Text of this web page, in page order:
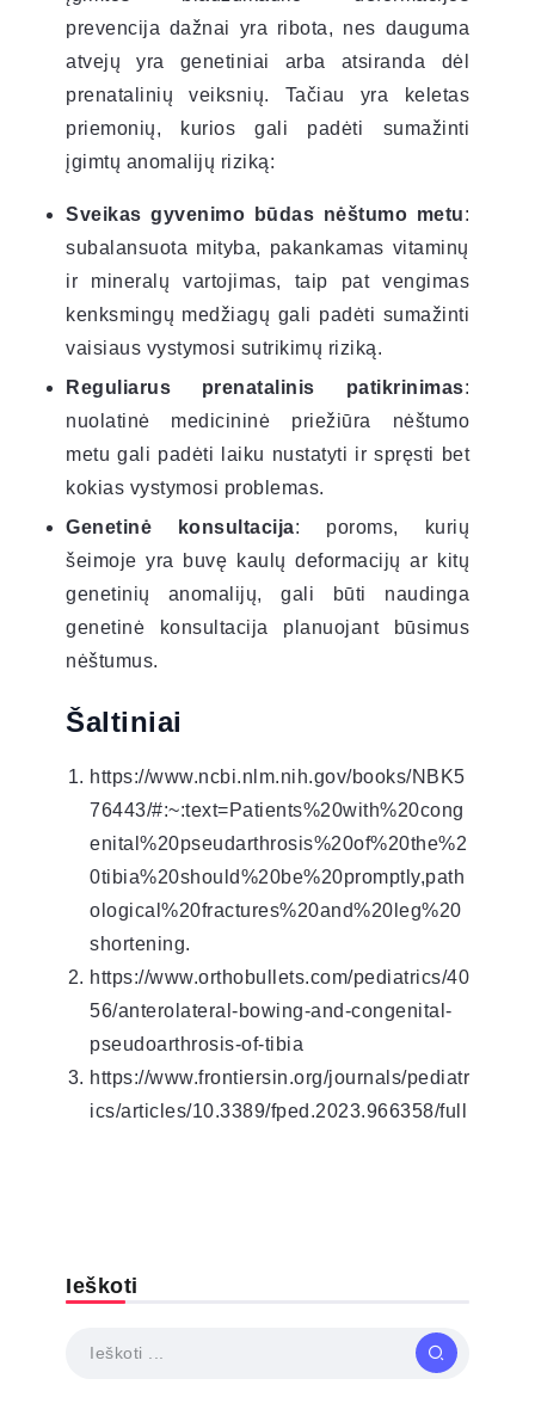
prevencija dažnai yra ribota, nes dauguma
atvejų yra genetiniai arba atsiranda dėl
prenatalinių veiksnių. Tačiau yra keletas
priemonių, kurios gali padėti sumažinti
įgimtų anomalijų riziką:
Sveikas gyvenimo būdas nėštumo metu:
subalansuota mityba, pakankamas vitaminų
ir mineralų vartojimas, taip pat vengimas
kenksmingų medžiagų gali padėti sumažinti
vaisiaus vystymosi sutrikimų riziką.
Reguliarus prenatalinis patikrinimas:
nuolatinė medicininė priežiūra nėštumo
metu gali padėti laiku nustatyti ir spręsti bet
kokias vystymosi problemas.
Genetinė konsultacija: poroms, kurių
šeimoje yra buvę kaulų deformacijų ar kitų
genetinių anomalijų, gali būti naudinga
genetinė konsultacija planuojant būsimus
nėštumus.
Šaltiniai
https://www.ncbi.nlm.nih.gov/books/NBK5
76443/#:~:text=Patients%20with%20cong
enital%20pseudarthrosis%20of%20the%2
0tibia%20should%20be%20promptly,path
ological%20fractures%20and%20leg%20
shortening.
https://www.orthobullets.com/pediatrics/40
56/anterolateral-bowing-and-congenital-
pseudoarthrosis-of-tibia
https://www.frontiersin.org/journals/pediatr
ics/articles/10.3389/fped.2023.966358/full
Ieškoti